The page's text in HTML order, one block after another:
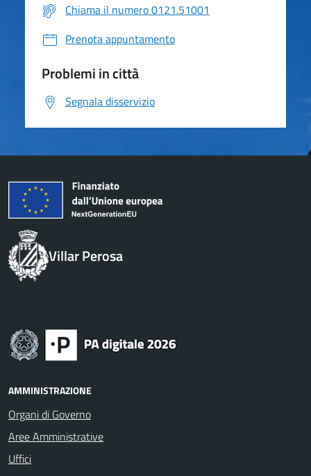
Chiama il numero 0121.51001
Prenota appuntamento
Problemi in città
Segnala disservizio
Villar Perosa
AMMINISTRAZIONE
Organi di Governo
Aree Amministrative
Uffici